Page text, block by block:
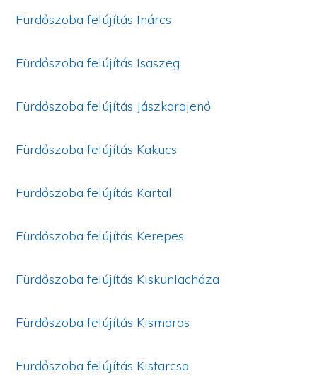
Fürdőszoba felújítás Inárcs
Fürdőszoba felújítás Isaszeg
Fürdőszoba felújítás Jászkarajenő
Fürdőszoba felújítás Kakucs
Fürdőszoba felújítás Kartal
Fürdőszoba felújítás Kerepes
Fürdőszoba felújítás Kiskunlacháza
Fürdőszoba felújítás Kismaros
Fürdőszoba felújítás Kistarcsa